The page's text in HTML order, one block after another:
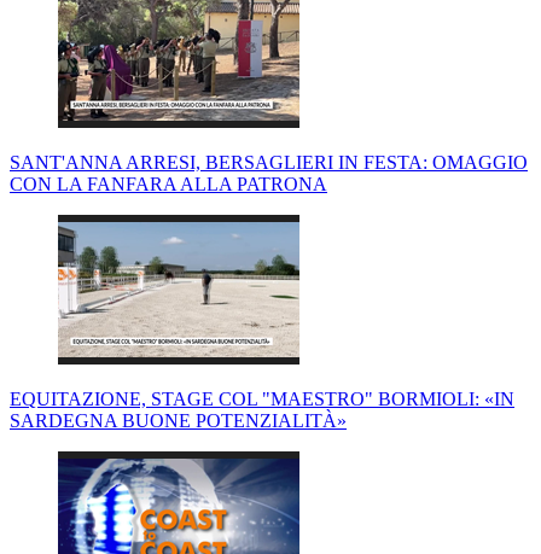
SANT'ANNA ARRESI, BERSAGLIERI IN FESTA: OMAGGIO
CON LA FANFARA ALLA PATRONA
EQUITAZIONE, STAGE COL "MAESTRO" BORMIOLI: «IN
SARDEGNA BUONE POTENZIALITÀ»